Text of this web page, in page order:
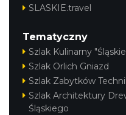
SLASKIE.travel
Tematyczny
Szlak Kulinarny
Szlak Orlich Gniazd
Szlak Zabytków
Szlak Architektury
Śląskiego